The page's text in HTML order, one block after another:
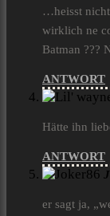
…heisst nicht
wirklich ne
Batman ???
ANTWORT
Hätte ihn
ANTWORT
er sagt ja,